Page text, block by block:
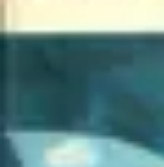
Relations
Amour et